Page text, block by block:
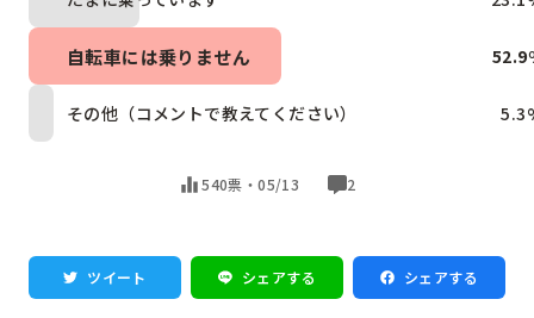
自転車には乗りません 52.9
その他（コメントで教えてください） 5.3
540票・05/13 2
ツイート シェアする シェアする